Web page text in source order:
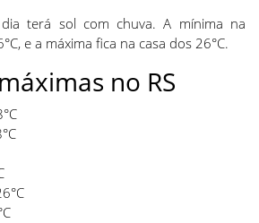
terá sol com chuva. A mínima na
e a máxima fica na casa dos 26°C.
no RS